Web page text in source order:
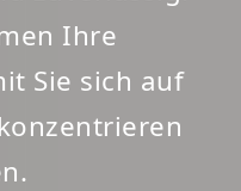
Ihre
Sie sich auf